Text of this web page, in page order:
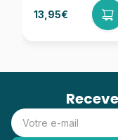
13,95€